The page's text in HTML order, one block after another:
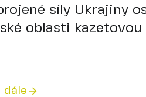
síly Ukrajiny
oblasti kazetovou
dále